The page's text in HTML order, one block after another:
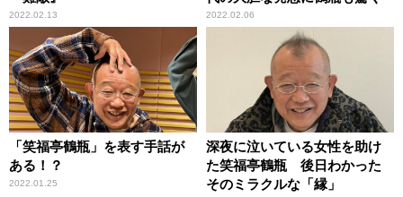
2022.02.13 2022.02.06
「笑福亭鶴瓶」を表す手話が
ある！？
2022.01.25
深夜に泣いている女性を助け
た笑福亭鶴瓶 後日わかった
そのミラクルな「縁」